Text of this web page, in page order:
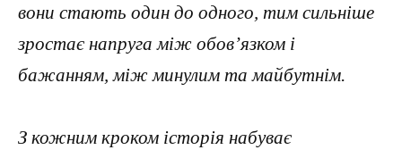
вони стають один до одного, тим сильніше
зростає напруга між обов’язком і
бажанням, між минулим та майбутнім.
З кожним кроком історія набуває